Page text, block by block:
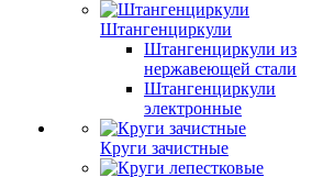
Штангенциркули
Штангенциркули из
нержавеющей стали
Штангенциркули
электронные
Круги зачистные